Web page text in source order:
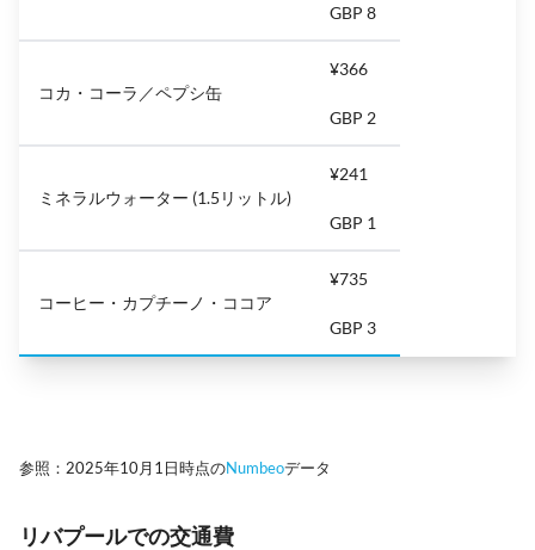
GBP 8
コカ・コーラ／ペプシ缶
¥366
GBP 2
ミネラルウォーター (1.5リットル)
¥241
GBP 1
コーヒー・カプチーノ・ココア
¥735
GBP 3
参照：2025年10月1日時点のNumbeoデータ
リバプールでの交通費